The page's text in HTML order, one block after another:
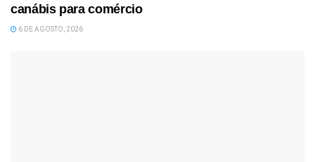
canábis para comércio
6 DE AGOSTO, 2026